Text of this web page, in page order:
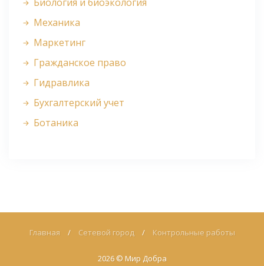
Механика
Маркетинг
Гражданское право
Гидравлика
Бухгалтерский учет
Ботаника
Главная / Сетевой город / Контрольные работы
2026 © Мир Добра